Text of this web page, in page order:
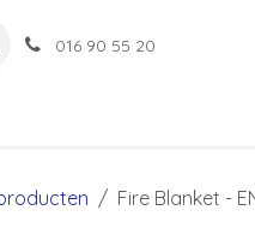
016 90 55 20
Fire Blanket -